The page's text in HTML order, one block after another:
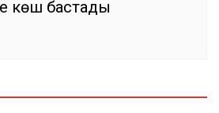
көш бастады